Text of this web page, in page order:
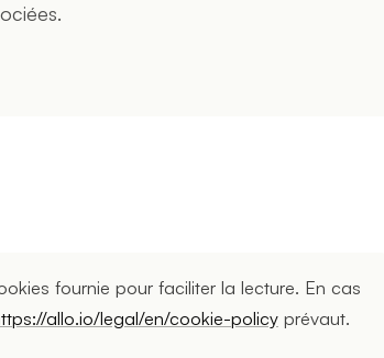
fournie pour faciliter la lecture. En cas
allo.io/legal/en/cookie-policy prévaut.